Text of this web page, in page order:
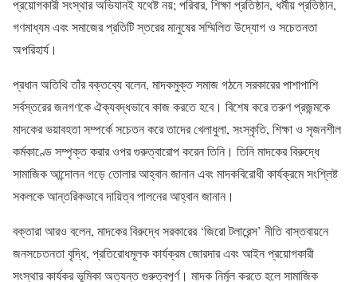
প্রয়োগকারী সংস্থার অভিযানই যথেষ্ট নয়; পরিবার, শিক্ষা প্রতিষ্ঠান, ধর্মীয় প্রতিষ্ঠান,
গণমাধ্যম এবং সমাজের প্রতিটি স্তরের মানুষের সম্মিলিত উদ্যোগ ও সচেতনতা
অপরিহার্য।
প্রধান অতিথি তাঁর বক্তব্যে বলেন, মাদকমুক্ত সমাজ গঠনে সরকারের পাশাপাশি
সর্বস্তরের জনগণকে ঐক্যবদ্ধভাবে কাজ করতে হবে। বিশেষ করে তরুণ প্রজন্মকে
মাদকের ভয়াবহতা সম্পর্কে সচেতন করে তাদের খেলাধুলা, সংস্কৃতি, শিক্ষা ও সৃজনশীল
কর্মকাণ্ডে সম্পৃক্ত করার ওপর গুরুত্বারোপ করেন তিনি। তিনি মাদকের বিরুদ্ধে
সামাজিক আন্দোলন গড়ে তোলার আহ্বান জানান এবং মাদকবিরোধী কার্যক্রমে সংশ্লিষ্ট
সকলকে আন্তরিকভাবে দায়িত্ব পালনের আহ্বান জানান।
বক্তারা আরও বলেন, মাদকের বিরুদ্ধে সরকারের ‘জিরো টলারেন্স’ নীতি বাস্তবায়নে
জনসচেতনতা বৃদ্ধি, প্রতিরোধমূলক কার্যক্রম জোরদার এবং আইন প্রয়োগকারী
সংস্থার কার্যকর ভূমিকা অত্যন্ত গুরুত্বপূর্ণ। মাদক নির্মূল করতে হলে সামাজিক